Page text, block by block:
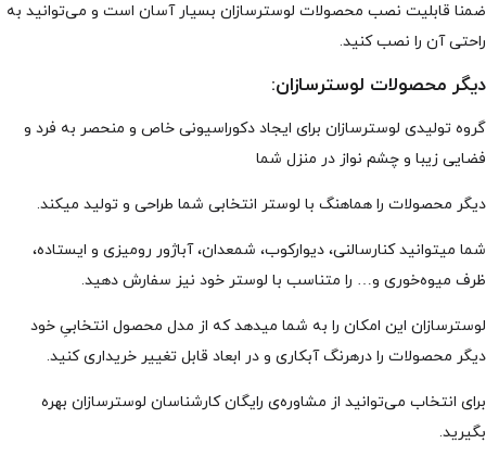
ضمنا قابلیت نصب محصولات لوسترسازان بسیار آسان است و می‌توانید به
راحتی آن را نصب کنید.
دیگر محصولات لوسترسازان:
گروه تولیدی لوسترسازان برای ایجاد دکوراسیونی خاص و منحصر به فرد و
فضایی زیبا و چشم نواز در منزل شما
دیگر محصولات را هماهنگ با لوستر انتخابی شما طراحی و تولید میکند.
شما میتوانید کنارسالنی، دیوارکوب، شمعدان، آباژور رومیزی و ایستاده،
ظرف میوه‌خوری و… را متناسب با لوستر خود نیز سفارش دهید.
لوسترسازان این امکان را به شما میدهد که از مدل محصول انتخابیِ خود
دیگر محصولات را درهرنگ آبکاری و در ابعاد قابل تغییر خریداری کنید.
برای انتخاب می‌توانید از مشاوره‌ی رایگان کارشناسان لوسترسازان بهره
بگیرید.